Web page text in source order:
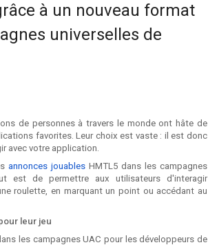
à un nouveau format
universelles de
de personnes à travers le monde ont hâte de
favorites. Leur choix est vaste : il est donc
avec votre application.
annonces jouables HMTL5 dans les campagnes
est de permettre aux utilisateurs d'interagir
roulette, en marquant un point ou accédant au
leur jeu
les campagnes UAC pour les développeurs de